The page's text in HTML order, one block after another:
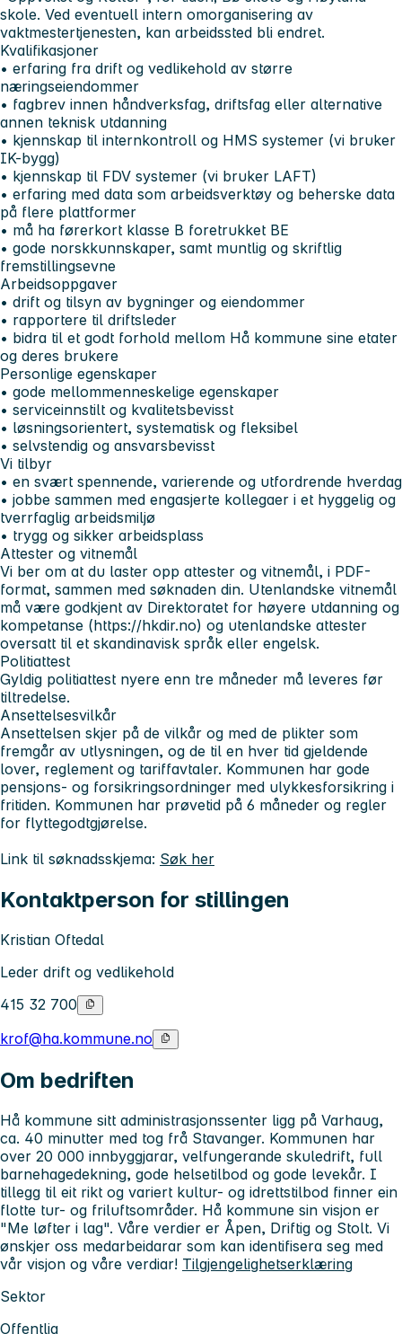
skole. Ved eventuell intern omorganisering av
vaktmestertjenesten, kan arbeidssted bli endret.
Kvalifikasjoner
• erfaring fra drift og vedlikehold av større
næringseiendommer
• fagbrev innen håndverksfag, driftsfag eller alternative
annen teknisk utdanning
• kjennskap til internkontroll og HMS systemer (vi bruker
IK-bygg)
• kjennskap til FDV systemer (vi bruker LAFT)
• erfaring med data som arbeidsverktøy og beherske data
på flere plattformer
• må ha førerkort klasse B foretrukket BE
• gode norskkunnskaper, samt muntlig og skriftlig
fremstillingsevne
Arbeidsoppgaver
• drift og tilsyn av bygninger og eiendommer
• rapportere til driftsleder
• bidra til et godt forhold mellom Hå kommune sine etater
og deres brukere
Personlige egenskaper
• gode mellommenneskelige egenskaper
• serviceinnstilt og kvalitetsbevisst
• løsningsorientert, systematisk og fleksibel
• selvstendig og ansvarsbevisst
Vi tilbyr
• en svært spennende, varierende og utfordrende hverdag
• jobbe sammen med engasjerte kollegaer i et hyggelig og
tverrfaglig arbeidsmiljø
• trygg og sikker arbeidsplass
Attester og vitnemål
Vi ber om at du laster opp attester og vitnemål, i PDF-
format, sammen med søknaden din. Utenlandske vitnemål
må være godkjent av Direktoratet for høyere utdanning og
kompetanse (https://hkdir.no) og utenlandske attester
oversatt til et skandinavisk språk eller engelsk.
Politiattest
Gyldig politiattest nyere enn tre måneder må leveres før
tiltredelse.
Ansettelsesvilkår
Ansettelsen skjer på de vilkår og med de plikter som
fremgår av utlysningen, og de til en hver tid gjeldende
lover, reglement og tariffavtaler. Kommunen har gode
pensjons- og forsikringsordninger med ulykkesforsikring i
fritiden. Kommunen har prøvetid på 6 måneder og regler
for flyttegodtgjørelse.
Link til søknadsskjema: Søk her
Kontaktperson for stillingen
Kristian Oftedal
Leder drift og vedlikehold
415 32 700
krof@ha.kommune.no
Om bedriften
Hå kommune sitt administrasjonssenter ligg på Varhaug,
ca. 40 minutter med tog frå Stavanger. Kommunen har
over 20 000 innbyggjarar, velfungerande skuledrift, full
barnehagedekning, gode helsetilbod og gode levekår. I
tillegg til eit rikt og variert kultur- og idrettstilbod finner ein
flotte tur- og friluftsområder. Hå kommune sin visjon er
"Me løfter i lag". Våre verdier er Åpen, Driftig og Stolt. Vi
ønskjer oss medarbeidarar som kan identifisera seg med
vår visjon og våre verdiar! Tilgjengelighetserklæring
Sektor
Offentlig